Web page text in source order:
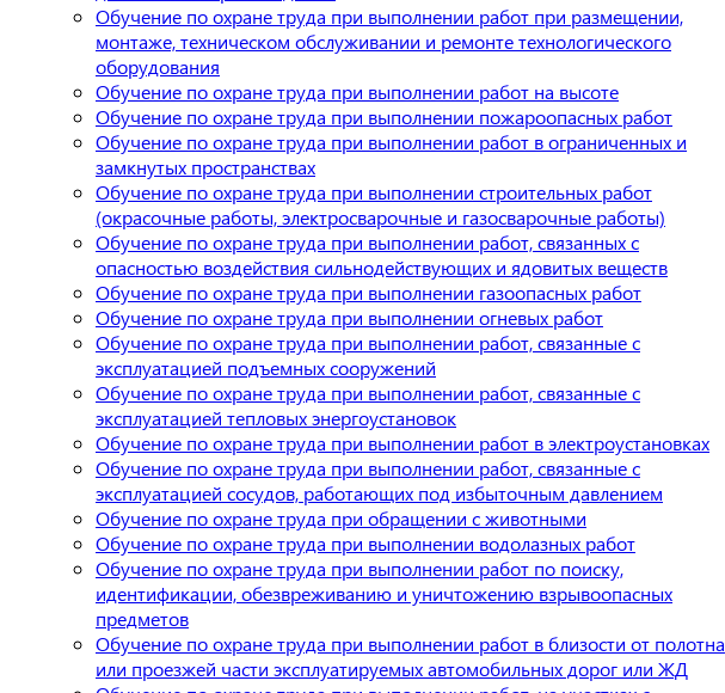
Обучение по охране труда при выполнении работ при размещении,
монтаже, техническом обслуживании и ремонте технологического
оборудования
Обучение по охране труда при выполнении работ на высоте
Обучение по охране труда при выполнении пожароопасных работ
Обучение по охране труда при выполнении работ в ограниченных и
замкнутых пространствах
Обучение по охране труда при выполнении строительных работ
(окрасочные работы, электросварочные и газосварочные работы)
Обучение по охране труда при выполнении работ, связанных с
опасностью воздействия сильнодействующих и ядовитых веществ
Обучение по охране труда при выполнении газоопасных работ
Обучение по охране труда при выполнении огневых работ
Обучение по охране труда при выполнении работ, связанные с
эксплуатацией подъемных сооружений
Обучение по охране труда при выполнении работ, связанные с
эксплуатацией тепловых энергоустановок
Обучение по охране труда при выполнении работ в электроустановках
Обучение по охране труда при выполнении работ, связанные с
эксплуатацией сосудов, работающих под избыточным давлением
Обучение по охране труда при обращении с животными
Обучение по охране труда при выполнении водолазных работ
Обучение по охране труда при выполнении работ по поиску,
идентификации, обезвреживанию и уничтожению взрывоопасных
предметов
Обучение по охране труда при выполнении работ в близости от полотна
или проезжей части эксплуатируемых автомобильных дорог или ЖД